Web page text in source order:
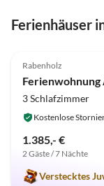
Ferienhäuser
Hundefreundlich
Rabenholz
3 Schlafzimmer
Kostenlose
1.385,- €
2 Gäste / 7 Nächte
Verstecktes